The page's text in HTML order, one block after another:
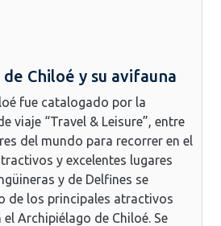
Chiloé y su avifauna
fue catalogado por la
viaje “Travel & Leisure”, entre
del mundo para recorrer en el
y excelentes lugares
y de Delfines se
de los principales atractivos
Archipiélago de Chiloé. Se